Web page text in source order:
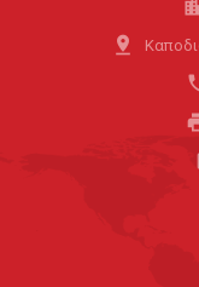
pin_drop